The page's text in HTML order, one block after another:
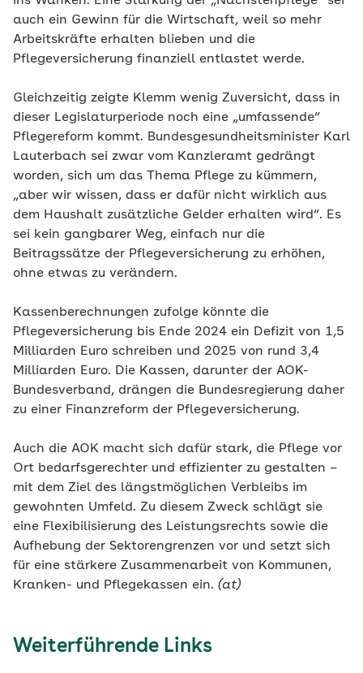
auch ein Gewinn für die Wirtschaft, weil so mehr
Arbeitskräfte erhalten blieben und die
Pflegeversicherung finanziell entlastet werde.
Gleichzeitig zeigte Klemm wenig Zuversicht, dass in
dieser Legislaturperiode noch eine „umfassende“
Pflegereform kommt. Bundesgesundheitsminister Karl
Lauterbach sei zwar vom Kanzleramt gedrängt
worden, sich um das Thema Pflege zu kümmern,
„aber wir wissen, dass er dafür nicht wirklich aus
dem Haushalt zusätzliche Gelder erhalten wird“. Es
sei kein gangbarer Weg, einfach nur die
Beitragssätze der Pflegeversicherung zu erhöhen,
ohne etwas zu verändern.
Kassenberechnungen zufolge könnte die
Pflegeversicherung bis Ende 2024 ein Defizit von 1,5
Milliarden Euro schreiben und 2025 von rund 3,4
Milliarden Euro. Die Kassen, darunter der AOK-
Bundesverband, drängen die Bundesregierung daher
zu einer Finanzreform der Pflegeversicherung.
Auch die AOK macht sich dafür stark, die Pflege vor
Ort bedarfsgerechter und effizienter zu gestalten –
mit dem Ziel des längstmöglichen Verbleibs im
gewohnten Umfeld. Zu diesem Zweck schlägt sie
eine Flexibilisierung des Leistungsrechts sowie die
Aufhebung der Sektorengrenzen vor und setzt sich
für eine stärkere Zusammenarbeit von Kommunen,
Kranken- und Pflegekassen ein. (at)
Weiterführende Links